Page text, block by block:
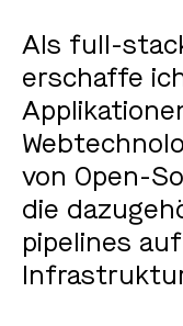
Als full-
erschaffe
von Open-
die
pipelines